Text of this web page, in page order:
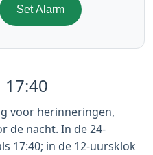
Set Alarm
voor herinneringen,
de nacht. In de 24-
17:40; in de 12-uursklok